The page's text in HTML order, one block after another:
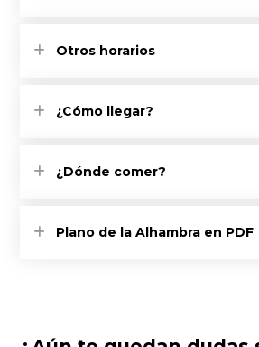
Otros horarios
¿Cómo llegar?
¿Dónde comer?
Plano de la Alhambra en PDF